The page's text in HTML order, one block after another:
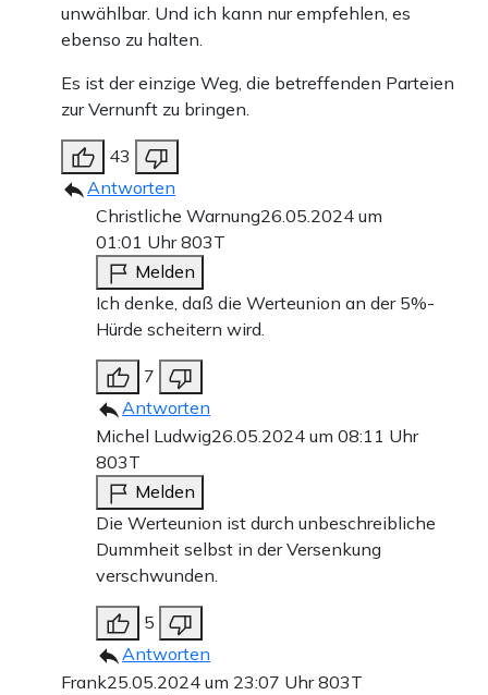
unwählbar. Und ich kann nur empfehlen, es
ebenso zu halten.
Es ist der einzige Weg, die betreffenden Parteien
zur Vernunft zu bringen.
43
Antworten
Christliche Warnung26.05.2024 um
01:01 Uhr803T
Melden
Ich denke, daß die Werteunion an der 5%-
Hürde scheitern wird.
7
Antworten
Michel Ludwig26.05.2024 um 08:11 Uhr
803T
Melden
Die Werteunion ist durch unbeschreibliche
Dummheit selbst in der Versenkung
verschwunden.
5
Antworten
Frank25.05.2024 um 23:07 Uhr803T